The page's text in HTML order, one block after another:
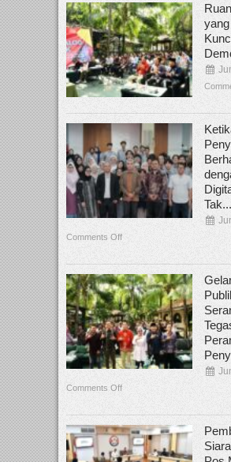
Tak...
Comments Off
Comments Off